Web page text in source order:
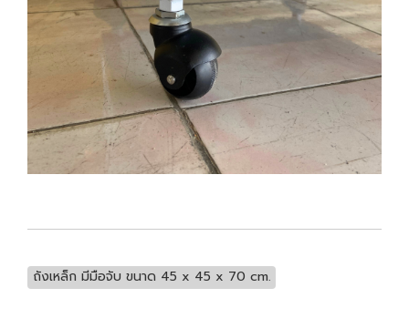
ถังเหล็ก มีมือจับ ขนาด 45 x 45 x 70 cm.